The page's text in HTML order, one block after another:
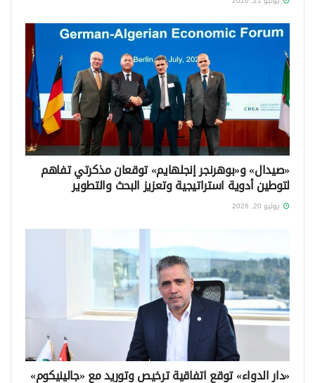
«صيدال» و«بوهرنجر إنجلهايم» توقعان مذكرتي تفاهم
لتوطين أدوية استراتيجية وتعزيز البحث والتطوير
يوليو 20, 2026
«دار الدواء» توقع اتفاقية ترخيص وتوريد مع «جالينيكوم»